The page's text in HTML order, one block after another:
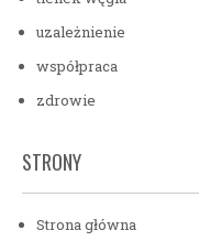
uzależnienie
współpraca
zdrowie
STRONY
Strona główna